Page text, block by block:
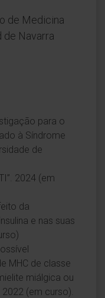
de Medicina
de Navarra
para o
à Síndrome
de
2024 (em
da
e nas suas
MHC de classe
miálgica ou
(em curso).